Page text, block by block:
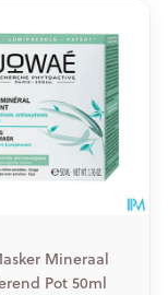
Mineraal
Pot 50ml